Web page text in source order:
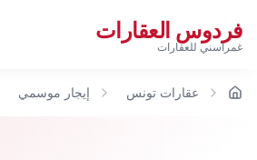
فردوس العقارات
غمراسني للعقارات
الرئيسية عقارات تونس إيجار موسمي